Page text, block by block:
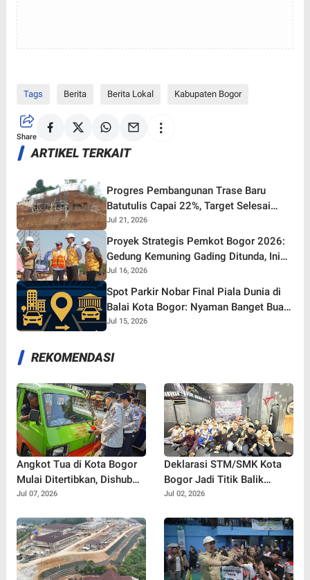
Tags Berita Berita Lokal Kabupaten Bogor
Share
ARTIKEL TERKAIT
Progres Pembangunan Trase Baru
Batutulis Capai 22%, Target Selesai
Oktober 2026!
Jul 21, 2026
Proyek Strategis Pemkot Bogor 2026:
Gedung Kemuning Gading Ditunda, Ini
yang Tetap Gaspol!
Jul 16, 2026
Spot Parkir Nobar Final Piala Dunia di
Balai Kota Bogor: Nyaman Banget Buat
Nonton Bareng!
Jul 15, 2026
REKOMENDASI
Angkot Tua di Kota Bogor
Mulai Ditertibkan, Dishub
Semprot Label 'Tidak Laik
Jul 07, 2026
Deklarasi STM/SMK Kota
Bogor Jadi Titik Balik
Perang Melawan Tawuran,
Jul 02, 2026